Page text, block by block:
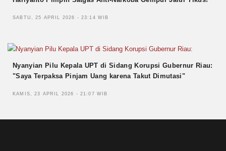
SABTU, 25 APRIL 2026 - 23:14 WIB
Nyanyian Pilu Kepala UPT di Sidang Korupsi Gubernur Riau:
"Saya Terpaksa Pinjam Uang karena Takut Dimutasi"
KAMIS, 23 APRIL 2026 - 21:07 WIB